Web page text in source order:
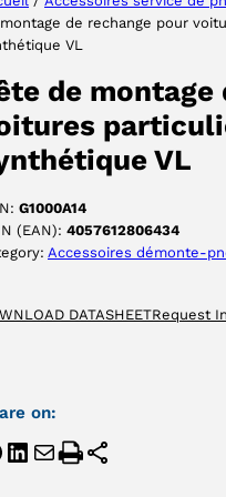
de rechange pour
VL
de montage
VL
G1000A14
(EAN): 4057612806434
Accessoires démonte-
DATASHEETRequest
on: